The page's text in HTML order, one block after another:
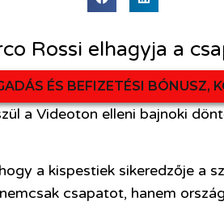
ÉS BEFIZETÉSI BÓNUSZ,
Rossi elhagyja a
a Videoton elleni bajnoki
a kispestiek sikeredzője a
csapatot, hanem